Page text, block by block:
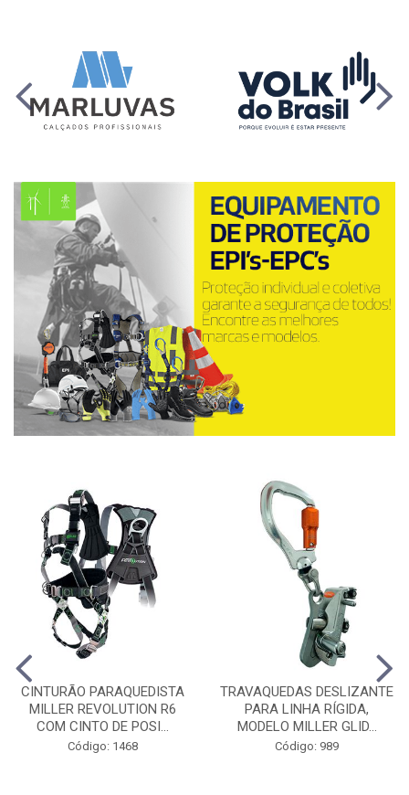
CINTURÃO PARAQUEDISTA
MILLER REVOLUTION R6
COM CINTO DE POSI...
Código: 1468
TRAVAQUEDAS DESLIZANTE
PARA LINHA RÍGIDA,
MODELO MILLER GLID...
Código: 989